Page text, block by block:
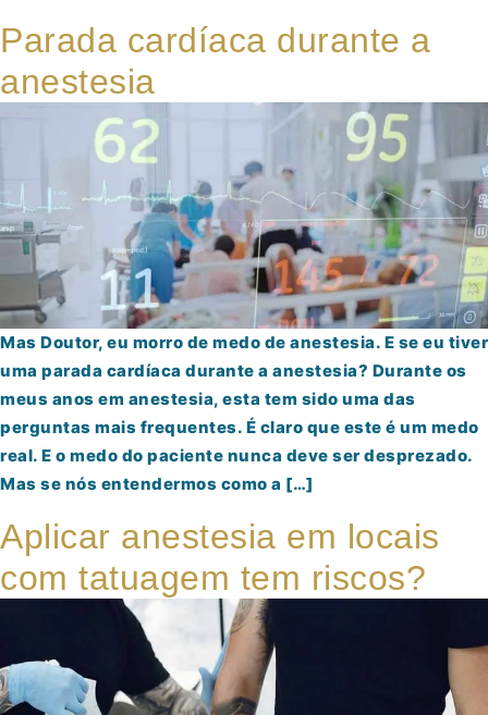
Parada cardíaca durante a
anestesia
Mas Doutor, eu morro de medo de anestesia. E se eu tiver
uma parada cardíaca durante a anestesia? Durante os
meus anos em anestesia, esta tem sido uma das
perguntas mais frequentes. É claro que este é um medo
real. E o medo do paciente nunca deve ser desprezado.
Mas se nós entendermos como a […]
Aplicar anestesia em locais
com tatuagem tem riscos?